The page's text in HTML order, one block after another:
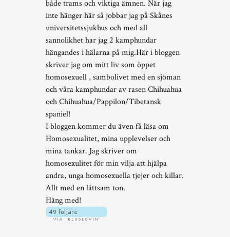
både trams och viktiga ämnen. När jag
inte hänger här så jobbar jag på Skånes
universitetssjukhus och med all
sannolikhet har jag 2 kamphundar
hängandes i hälarna på mig.Här i bloggen
skriver jag om mitt liv som öppet
homosexuell , sambolivet med en sjöman
och våra kamphundar av rasen Chihuahua
och Chihuahua/Pappilon/Tibetansk
spaniel!
I bloggen kommer du även få läsa om
Homosexualitet, mina upplevelser och
mina tankar. Jag skriver om
homosexulitet för min vilja att hjälpa
andra, unga homosexuella tjejer och killar.
Allt med en lättsam ton.
Häng med!